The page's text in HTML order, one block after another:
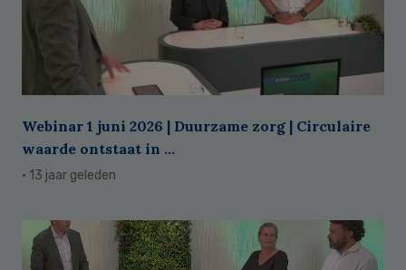
Webinar 1 juni 2026 | Duurzame zorg | Circulaire
waarde ontstaat in ...
· 13 jaar geleden